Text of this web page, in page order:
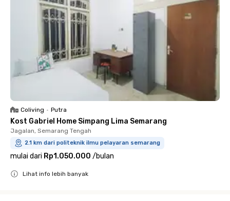
Coliving • Putra
Kost Gabriel Home Simpang Lima Semarang
Jagalan, Semarang Tengah
2.1 km dari politeknik ilmu pelayaran semarang
mulai dari Rp1.050.000 /bulan
Lihat info lebih banyak